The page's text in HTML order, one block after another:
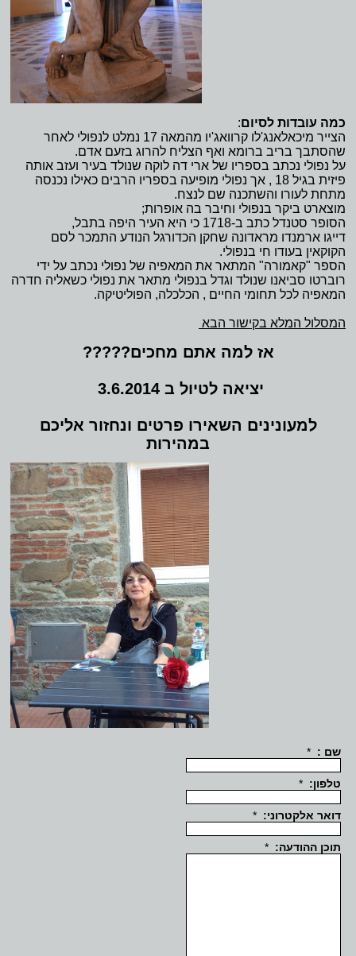
כמה עובדות לסיום:
הצייר מיכאלאנג'לו קרוואג'יו מהמאה 17 נמלט לנפולי לאחר
שהסתבך בריב ברומא ואף הצליח להרוג בזעם אדם.
על נפולי נכתב בספריו של ארי דה לוקה שנולד בעיר ועזב אותה
פיזית בגיל 18 , אך נפולי מופיעה בספריו הרבים כאילו נכנסה
מתחת לעורו והשתכנה שם לנצח.
מוצארט ביקר בנפולי וחיבר בה אופרות;
הסופר סטנדל כתב ב-1718 כי היא העיר היפה בתבל,
דייגו ארמנדו מראדונה שחקן הכדורגל הנודע התמכר לסם
הקוקאין בעודו חי בנפולי.
הספר "קאמורה" המתאר את המאפיה של נפולי נכתב על ידי
רוברטו סביאנו שנולד וגדל בנפולי מתאר את נפולי כשאליה חדרה
המאפיה לכל תחומי החיים , הכלכלה, הפוליטיקה.
המסלול המלא בקישור הבא
אז למה אתם מחכים?????
יציאה לטיול ב 3.6.2014
למעונינים השאירו פרטים ונחזור אליכם
במהירות